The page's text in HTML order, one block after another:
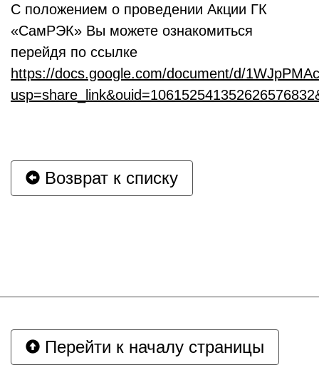
С положением о проведении Акции ГК
«СамРЭК» Вы можете ознакомиться
перейдя по ссылке
https://docs.google.com/document/d/
Возврат к списку
Перейти к началу страницы